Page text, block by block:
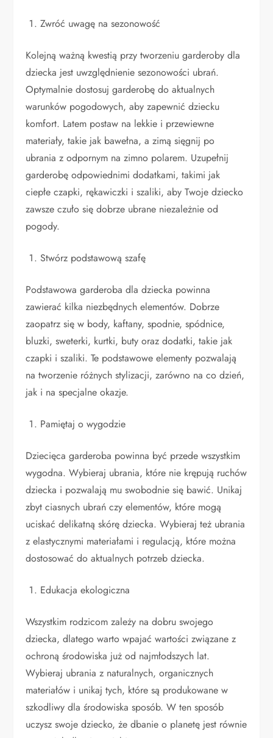
Zwróć uwagę na sezonowość
Kolejną ważną kwestią przy tworzeniu garderoby dla
dziecka jest uwzględnienie sezonowości ubrań.
Optymalnie dostosuj garderobę do aktualnych
warunków pogodowych, aby zapewnić dziecku
komfort. Latem postaw na lekkie i przewiewne
materiały, takie jak bawełna, a zimą sięgnij po
ubrania z odpornym na zimno polarem. Uzupełnij
garderobę odpowiednimi dodatkami, takimi jak
ciepłe czapki, rękawiczki i szaliki, aby Twoje dziecko
zawsze czuło się dobrze ubrane niezależnie od
pogody.
Stwórz podstawową szafę
Podstawowa garderoba dla dziecka powinna
zawierać kilka niezbędnych elementów. Dobrze
zaopatrz się w body, kaftany, spodnie, spódnice,
bluzki, sweterki, kurtki, buty oraz dodatki, takie jak
czapki i szaliki. Te podstawowe elementy pozwalają
na tworzenie różnych stylizacji, zarówno na co dzień,
jak i na specjalne okazje.
Pamiętaj o wygodzie
Dziecięca garderoba powinna być przede wszystkim
wygodna. Wybieraj ubrania, które nie krępują ruchów
dziecka i pozwalają mu swobodnie się bawić. Unikaj
zbyt ciasnych ubrań czy elementów, które mogą
uciskać delikatną skórę dziecka. Wybieraj też ubrania
z elastycznymi materiałami i regulacją, które można
dostosować do aktualnych potrzeb dziecka.
Edukacja ekologiczna
Wszystkim rodzicom zależy na dobru swojego
dziecka, dlatego warto wpajać wartości związane z
ochroną środowiska już od najmłodszych lat.
Wybieraj ubrania z naturalnych, organicznych
materiałów i unikaj tych, które są produkowane w
szkodliwy dla środowiska sposób. W ten sposób
uczysz swoje dziecko, że dbanie o planetę jest równie